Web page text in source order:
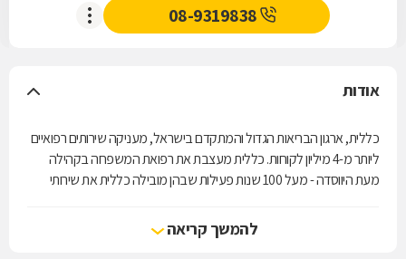
08-9319838
אודות
כללית, ארגון הבריאות הגדול והמתקדם בישראל, מעניקה שירותים רפואיים
ליותר מ-4 מיליון לקוחות. כללית מעצבת את רפואת המשפחה בקהילה
מעת היווסדה - מעל 100 שנות פעילות שבהן מובילה כללית את שירותי
להמשך קריאה